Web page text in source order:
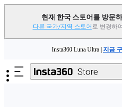
현재 한국 스토어를 방문
다른 국가/지역 스토어 로 변경하
Insta360 Luna Ultra | 지금
Insta360 Luna Ultra |